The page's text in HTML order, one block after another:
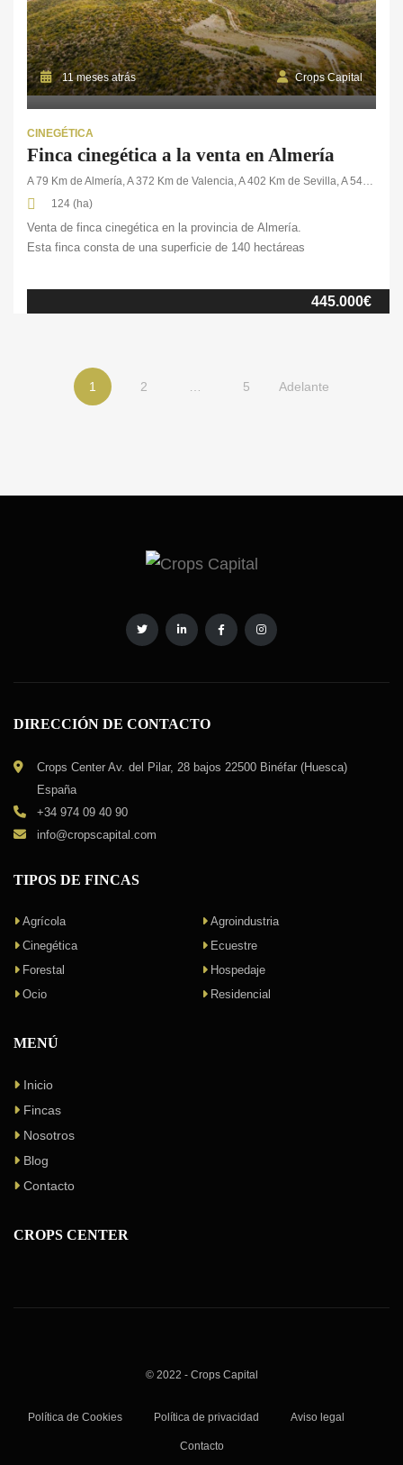
11 meses atrás Crops Capital
CINEGÉTICA
Finca cinegética a la venta en Almería
A 79 Km de Almería, A 372 Km de Valencia, A 402 Km de Sevilla, A 543 Km de Madrid
124 (ha)
Venta de finca cinegética en la provincia de Almería.
Esta finca consta de una superficie de 140 hectáreas
las especies cinegéticas, y también encontramos cultivos de
frutales, tierras arables y zona de olivares. Las edificaciones que
445.000€
1 2 5 Adelante
DIRECCIÓN DE CONTACTO
Crops Center Av. del Pilar, 28 bajos 22500 Binéfar (Huesca)
España
+34 974 09 40 90
info@cropscapital.com
TIPOS DE FINCAS
Agrícola
Agroindustria
Cinegética
Ecuestre
Forestal
Hospedaje
Ocio
Residencial
MENÚ
Inicio
Fincas
Nosotros
Blog
Contacto
CROPS CENTER
© 2022 - Crops Capital
Política de Cookies Política de privacidad Aviso legal
Contacto